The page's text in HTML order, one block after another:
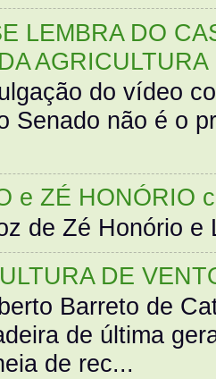
LEMBRA DO
AGRICULTURA
do vídeo
Senado não é o
e ZÉ HONÓRIO
de Zé Honório
DE
Barreto de
de última
de rec...